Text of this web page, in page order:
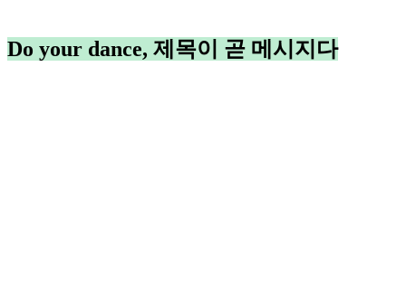
Do your dance, 제목이 곧 메시지다